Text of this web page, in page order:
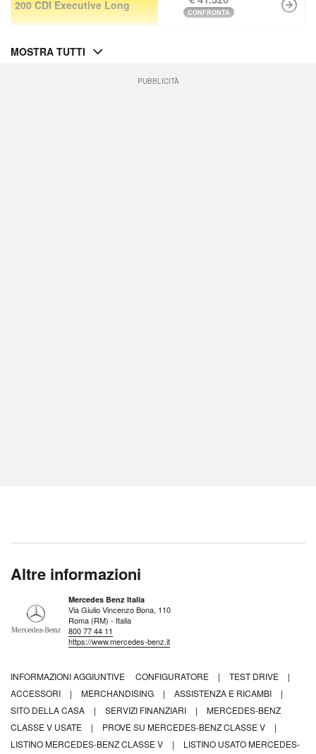
200 CDI Executive Long
CONFRONTA
MOSTRA TUTTI
PUBBLICITÀ
Altre informazioni
Mercedes Benz Italia
Via Giulio Vincenzo Bona, 110
Roma (RM) - Italia
800 77 44 11
https://www.mercedes-benz.it
INFORMAZIONI AGGIUNTIVE CONFIGURATORE | TEST DRIVE
|
ACCESSORI
| MERCHANDISING | ASSISTENZA E RICAMBI
|
SITO DELLA CASA
| SERVIZI FINANZIARI |
MERCEDES-BENZ
CLASSE V USATE
| PROVE SU MERCEDES-BENZ CLASSE V
|
LISTINO MERCEDES-BENZ CLASSE V
|
LISTINO USATO MERCEDES-